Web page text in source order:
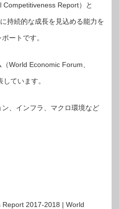
Report）と
持続的な成長を見込める能力を
ートです。
World Economic Forum、
ています。
、インフラ、マクロ環境など
2017-2018 | World